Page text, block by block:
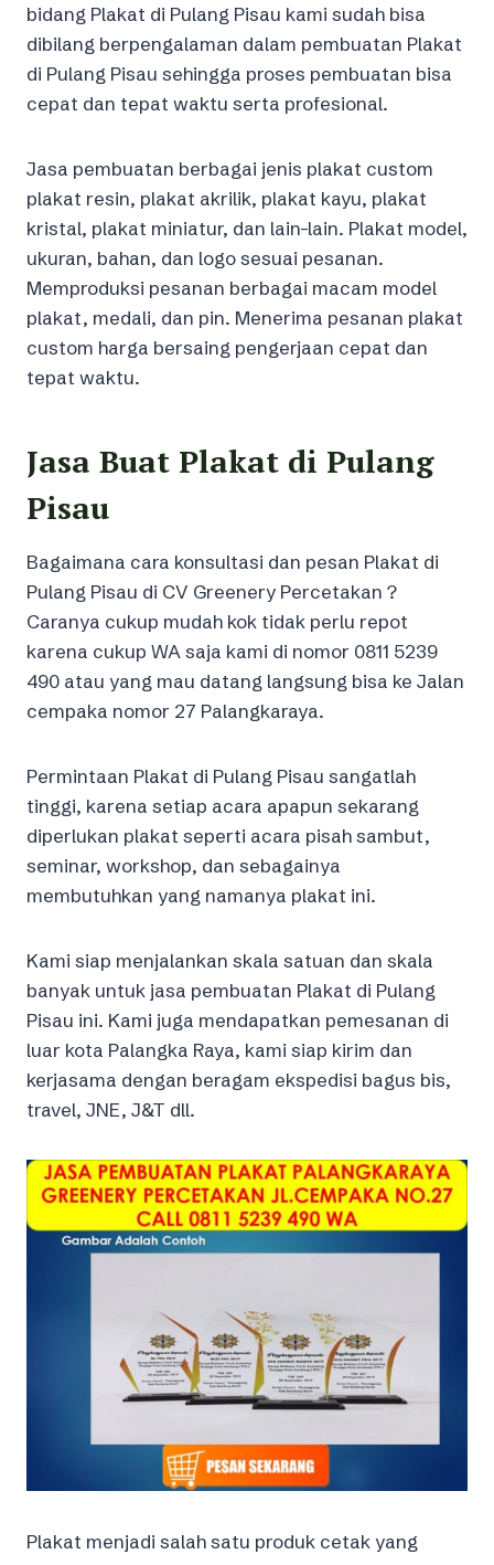
bidang Plakat di Pulang Pisau kami sudah bisa
dibilang berpengalaman dalam pembuatan Plakat
di Pulang Pisau sehingga proses pembuatan bisa
cepat dan tepat waktu serta profesional.
Jasa pembuatan berbagai jenis plakat custom
plakat resin, plakat akrilik, plakat kayu, plakat
kristal, plakat miniatur, dan lain-lain. Plakat model,
ukuran, bahan, dan logo sesuai pesanan.
Memproduksi pesanan berbagai macam model
plakat, medali, dan pin. Menerima pesanan plakat
custom harga bersaing pengerjaan cepat dan
tepat waktu.
Jasa Buat Plakat di Pulang
Pisau
Bagaimana cara konsultasi dan pesan Plakat di
Pulang Pisau di CV Greenery Percetakan ?
Caranya cukup mudah kok tidak perlu repot
karena cukup WA saja kami di nomor 0811 5239
490 atau yang mau datang langsung bisa ke Jalan
cempaka nomor 27 Palangkaraya.
Permintaan Plakat di Pulang Pisau sangatlah
tinggi, karena setiap acara apapun sekarang
diperlukan plakat seperti acara pisah sambut,
seminar, workshop, dan sebagainya
membutuhkan yang namanya plakat ini.
Kami siap menjalankan skala satuan dan skala
banyak untuk jasa pembuatan Plakat di Pulang
Pisau ini. Kami juga mendapatkan pemesanan di
luar kota Palangka Raya, kami siap kirim dan
kerjasama dengan beragam ekspedisi bagus bis,
travel, JNE, J&T dll.
Plakat menjadi salah satu produk cetak yang